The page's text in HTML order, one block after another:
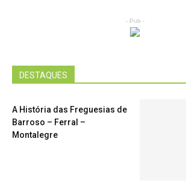
- Pub -
DESTAQUES
A História das Freguesias de
Barroso – Ferral –
Montalegre